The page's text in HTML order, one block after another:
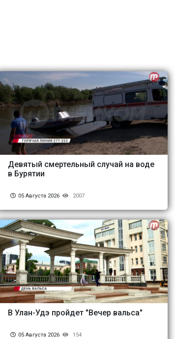
Девятый смертельный случай на воде
в Бурятии
05 Августа 2026 2007
В Улан-Удэ пройдет "Вечер вальса"
05 Августа 2026 154